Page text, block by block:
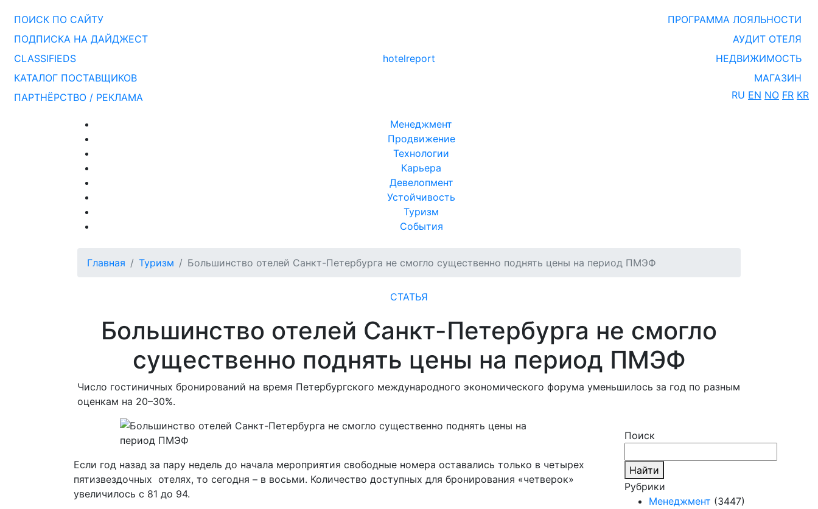
hotelreport
ПОИСК ПО САЙТУ
ПОДПИСКА НА ДАЙДЖЕСТ
CLASSIFIEDS
КАТАЛОГ ПОСТАВЩИКОВ
ПАРТНЁРСТВО / РЕКЛАМА
ПРОГРАММА ЛОЯЛЬНОСТИ
АУДИТ ОТЕЛЯ
НЕДВИЖИМОСТЬ
МАГАЗИН
RU EN NO FR KR
Менеджмент
Продвижение
Технологии
Карьера
Девелопмент
Устойчивость
Туризм
События
Главная Туризм Большинство отелей Санкт-Петербурга не смогло существенно поднять цены на период ПМЭФ
СТАТЬЯ
Большинство отелей Санкт-Петербурга не смогло
существенно поднять цены на период ПМЭФ
Число гостиничных бронирований на время Петербургского международного экономического форума уменьшилось за год по разным
оценкам на 20–30%.
Если год назад за пару недель до начала мероприятия свободные номера оставались только в четырех
пятизвездочных отелях, то сегодня – в восьми. Количество доступных для бронирования «четверок»
увеличилось с 81 до 94.
Поиск
Найти
Рубрики
Менеджмент (3447)